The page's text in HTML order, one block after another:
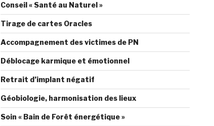
Conseil « Santé au Naturel »
Tirage de cartes Oracles
Accompagnement des victimes de PN
Déblocage karmique et émotionnel
Retrait d’implant négatif
Géobiologie, harmonisation des lieux
Soin « Bain de Forêt énergétique »